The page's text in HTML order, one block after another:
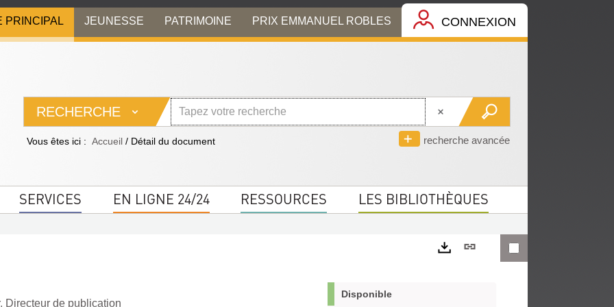
PRINCIPAL JEUNESSE PATRIMOINE PRIX EMMANUEL ROBLES CONNEXION
RECHERCHE
recherche avancée
Vous êtes ici : Accueil / Détail du document
SERVICES EN LIGNE 24/24 RESSOURCES LES BIBLIOTHÈQUES
Directeur de publication
Lien
Disponible